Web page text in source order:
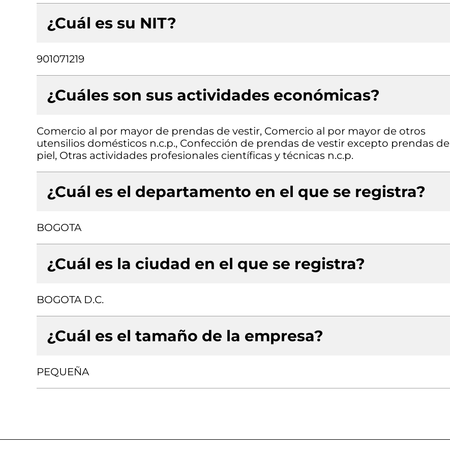
¿Cuál es su NIT?
901071219
¿Cuáles son sus actividades económicas?
Comercio al por mayor de prendas de vestir, Comercio al por mayor de otros
utensilios domésticos n.c.p., Confección de prendas de vestir excepto prendas de
piel, Otras actividades profesionales científicas y técnicas n.c.p.
¿Cuál es el departamento en el que se registra?
BOGOTA
¿Cuál es la ciudad en el que se registra?
BOGOTA D.C.
¿Cuál es el tamaño de la empresa?
PEQUEÑA